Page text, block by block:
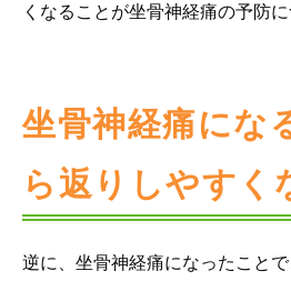
くなることが坐骨神経痛の予防に
坐骨神経痛にな
ら返りしやすく
逆に、坐骨神経痛になったこと